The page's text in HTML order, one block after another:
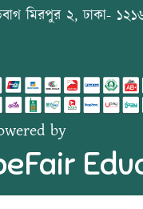
মিরপুর ২, ঢাকা-
by